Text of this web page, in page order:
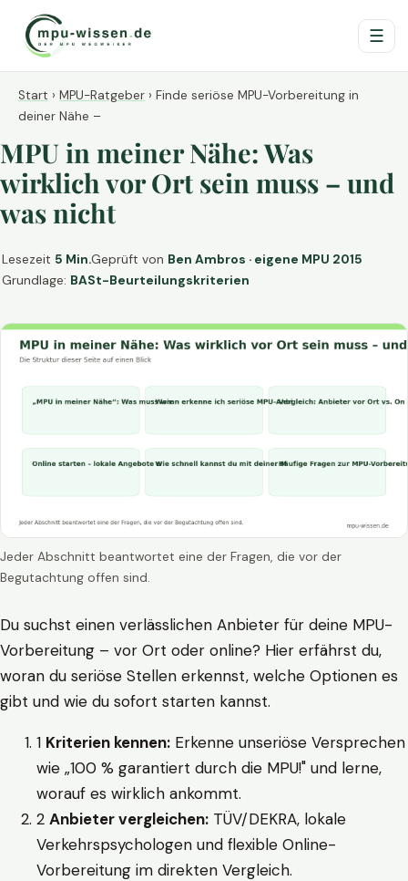
☰
Start › MPU-Ratgeber › Finde seriöse MPU-Vorbereitung in
deiner Nähe –
MPU in meiner Nähe: Was
wirklich vor Ort sein muss – und
was nicht
Lesezeit 5 Min.Geprüft von Ben Ambros · eigene MPU 2015
Grundlage: BASt-Beurteilungskriterien
Jeder Abschnitt beantwortet eine der Fragen, die vor der
Begutachtung offen sind.
Du suchst einen verlässlichen Anbieter für deine MPU-
Vorbereitung – vor Ort oder online? Hier erfährst du,
woran du seriöse Stellen erkennst, welche Optionen es
gibt und wie du sofort starten kannst.
1 Kriterien kennen: Erkenne unseriöse Versprechen
wie „100 % garantiert durch die MPU!" und lerne,
worauf es wirklich ankommt.
2 Anbieter vergleichen: TÜV/DEKRA, lokale
Verkehrspsychologen und flexible Online-
Vorbereitung im direkten Vergleich.